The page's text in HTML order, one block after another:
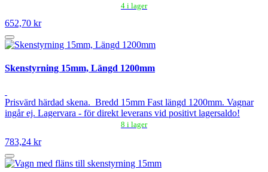
4 i lager
652,70 kr
Skenstyrning 15mm, Längd 1200mm
Prisvärd härdad skena. Bredd 15mm Fast längd 1200mm. Vagnar
ingår ej. Lagervara - för direkt leverans vid positivt lagersaldo!
8 i lager
783,24 kr